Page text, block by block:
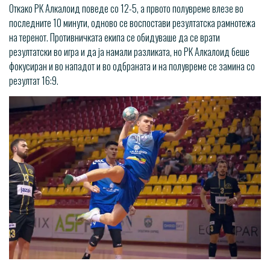
Откако РК Алкалоид поведе со 12-5, а првото полувреме влезе во
последните 10 минути, одново се воспостави резултатска рамнотежа
на теренот. Противничката екипа се обидуваше да се врати
резултатски во игра и да ја намали разликата, но РК Алкалоид беше
фокусиран и во нападот и во одбраната и на полувреме се замина со
резултат 16:9.